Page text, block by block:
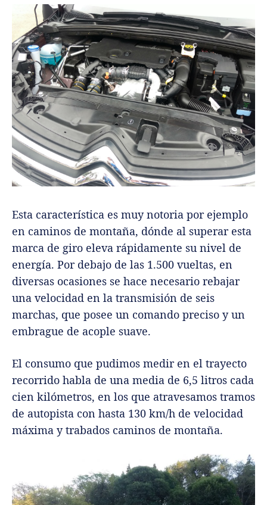
Esta característica es muy notoria por ejemplo
en caminos de montaña, dónde al superar esta
marca de giro eleva rápidamente su nivel de
energía. Por debajo de las 1.500 vueltas, en
diversas ocasiones se hace necesario rebajar
una velocidad en la transmisión de seis
marchas, que posee un comando preciso y un
embrague de acople suave.
El consumo que pudimos medir en el trayecto
recorrido habla de una media de 6,5 litros cada
cien kilómetros, en los que atravesamos tramos
de autopista con hasta 130 km/h de velocidad
máxima y trabados caminos de montaña.